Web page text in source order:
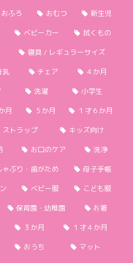
おふろ おむつ
新生児
ベビーカー
拭くもの
寝具 / レギュラーサイズ
乳 チェア
４か月
洗濯
小学生
月 ５か月
１才６か月
ストラップ
キッズ向け
お口のケア
洗浄
ゃぶり・歯がため
母子手帳
ベビー服
こども服
保育園・幼稚園
お箸
３か月
１才４か月
おうち マット